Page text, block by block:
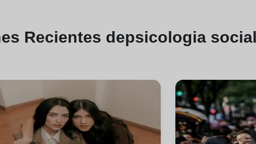
Recientes depsicologia social